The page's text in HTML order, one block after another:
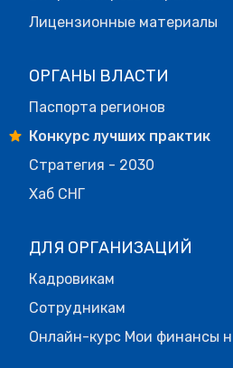
Лицензионные материалы
ОРГАНЫ ВЛАСТИ
Паспорта регионов
Конкурс лучших практик
Стратегия - 2030
Хаб СНГ
ДЛЯ ОРГАНИЗАЦИЙ
Кадровикам
Сотрудникам
Онлайн-курс Мои финансы